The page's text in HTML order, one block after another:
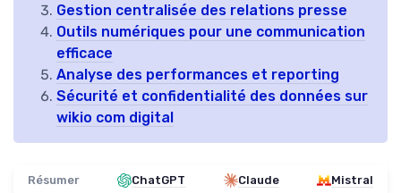
Gestion centralisée des relations presse
Outils numériques pour une communication
efficace
Analyse des performances et reporting
Sécurité et confidentialité des données sur
wikio com digital
Résumer ChatGPT Claude Mistral